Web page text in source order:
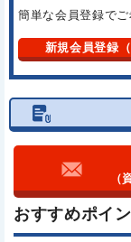
簡単な会員登録で
新規会員登録（
（
おすすめポイ